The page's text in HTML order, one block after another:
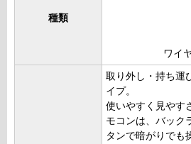
種類
ワイ
取り外し・持ち運
イプ。
使いやすく見やす
モコンは、バック
タンで暗がりでも